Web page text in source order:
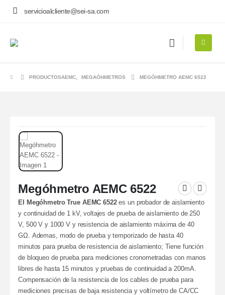
servicioalcliente@sei-sa.com
PRODUCTOSAEMC, MEGAÓHMETROS MEGÓHMETRO AEMC 6522
Megóhmetro AEMC 6522
El Megóhmetro True AEMC 6522es un probador de aislamiento
y continuidad de 1 kV, voltajes de prueba de aislamiento de 250
V, 500 V y 1000 V y resistencia de aislamiento máxima de 40
GΩ. Ademas, modo de prueba y temporizado de hasta 40
minutos para prueba de resistencia de aislamiento; Tiene función
de bloqueo de prueba para mediciones cronometradas con manos
libres de hasta 15 minutos y pruebas de continuidad a 200mA.
Compensación de la resistencia de los cables de prueba para
mediciones precisas de baja resistencia y voltímetro de CA/CC